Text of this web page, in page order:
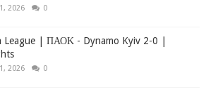
2026 0
League | ΠΑΟΚ - Dynamo Kyiv 2-0 |
2026 0